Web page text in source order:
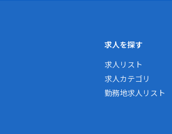
求人を探す
求人リスト
求人カテゴリ
勤務地求人リスト